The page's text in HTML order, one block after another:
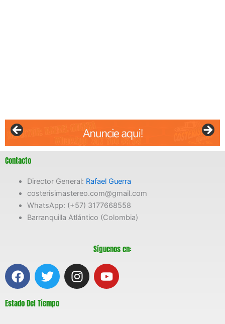
Contacto
Director General: Rafael Guerra
costerisimastereo.com@gmail.com
WhatsApp: (+57) 3177668558
Barranquilla Atlántico (Colombia)
Síguenos en:
F
a
e
T
w
t
I
n
Y
o
Estado Del Tiempo